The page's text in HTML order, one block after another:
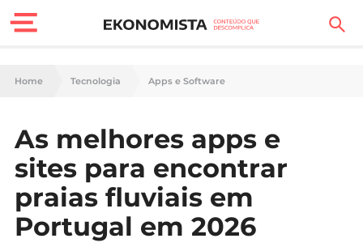
Finanças Pessoais
Carreira
Casa
Lifestyle
Home Tecnologia Apps e Software
As melhores apps e
sites para encontrar
praias fluviais em
Portugal em 2026